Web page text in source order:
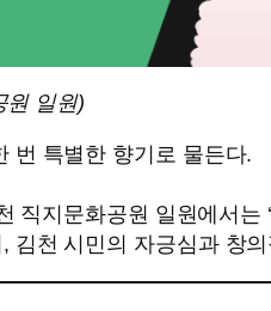
원 일원)
번 특별한 향기로 물든다.
직지문화공원 일원에서는 ‘
김천 시민의 자긍심과 창